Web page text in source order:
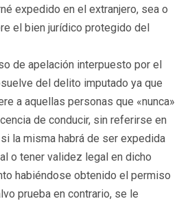
expedido en el extranjero, sea o
el bien jurídico protegido del
de apelación interpuesto por el
del delito imputado ya que
a aquellas personas que «nunca»
de conducir, sin referirse en
la misma habrá de ser expedida
o tener validez legal en dicho
habiéndose obtenido el permiso
prueba en contrario, se le